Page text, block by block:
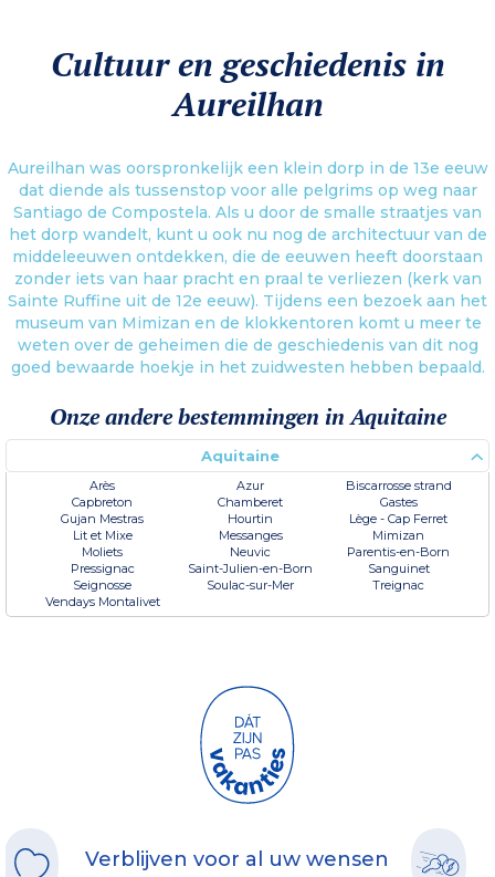
Cultuur en geschiedenis in
Aureilhan
Aureilhan was oorspronkelijk een klein dorp in de 13e eeuw
dat diende als tussenstop voor alle pelgrims op weg naar
Santiago de Compostela. Als u door de smalle straatjes van
het dorp wandelt, kunt u ook nu nog de architectuur van de
middeleeuwen ontdekken, die de eeuwen heeft doorstaan
zonder iets van haar pracht en praal te verliezen (kerk van
Sainte Ruffine uit de 12e eeuw). Tijdens een bezoek aan het
museum van Mimizan en de klokkentoren komt u meer te
weten over de geheimen die de geschiedenis van dit nog
goed bewaarde hoekje in het zuidwesten hebben bepaald.
Onze andere bestemmingen in Aquitaine
Aquitaine
Arès Azur
Biscarrosse strand
Capbreton
Chamberet
Gastes
Gujan Mestras
Hourtin
Lège - Cap Ferret
Lit et Mixe
Messanges
Mimizan
Moliets
Neuvic
Parentis-en-Born
Pressignac
Saint-Julien-en-Born
Sanguinet
Seignosse
Soulac-sur-Mer
Treignac
Vendays Montalivet
Verblijven voor al uw wensen